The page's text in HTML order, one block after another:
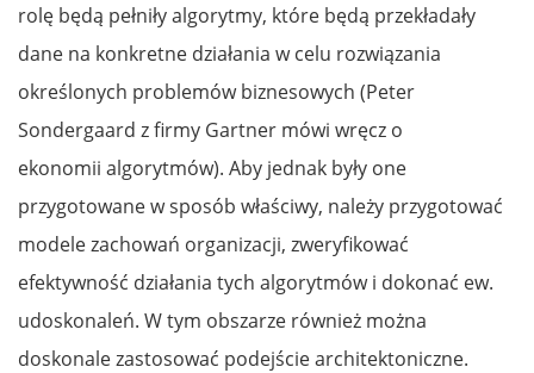
rolę będą pełniły algorytmy, które będą przekładały
dane na konkretne działania w celu rozwiązania
określonych problemów biznesowych (Peter
Sondergaard z firmy Gartner mówi wręcz o
ekonomii algorytmów). Aby jednak były one
przygotowane w sposób właściwy, należy przygotować
modele zachowań organizacji, zweryfikować
efektywność działania tych algorytmów i dokonać ew.
udoskonaleń. W tym obszarze również można
doskonale zastosować podejście architektoniczne.